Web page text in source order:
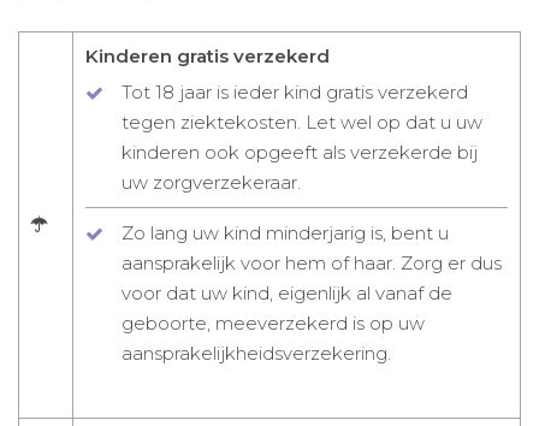
Kinderen gratis verzekerd
Tot 18 jaar is ieder kind gratis verzekerd
tegen ziektekosten. Let wel op dat u uw
kinderen ook opgeeft als verzekerde bij
uw zorgverzekeraar.
Zo lang uw kind minderjarig is, bent u
aansprakelijk voor hem of haar. Zorg er dus
voor dat uw kind, eigenlijk al vanaf de
geboorte, meeverzekerd is op uw
aansprakelijkheidsverzekering.